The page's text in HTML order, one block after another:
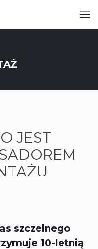
JEST
szczelnego
10-letnią